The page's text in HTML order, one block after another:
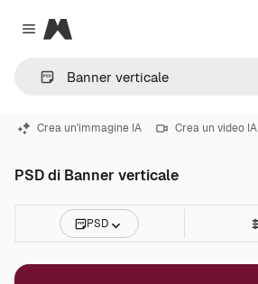
Close menu
Magnific
Crea un'immagine IA Crea un video IA
PSD di Banner verticale
PSD